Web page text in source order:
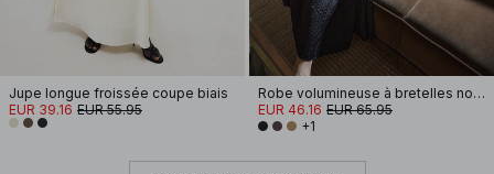
Jupe longue froissée coupe biais
EUR 39.16 EUR 55.95
Robe volumineuse à bretelles nouées
EUR 46.16 EUR 65.95
+1